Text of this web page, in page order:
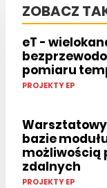
ZOBACZ
eT -
pomiaru
PROJEKTY EP
bazie modułu
możliwością
zdalnych
PROJEKTY EP